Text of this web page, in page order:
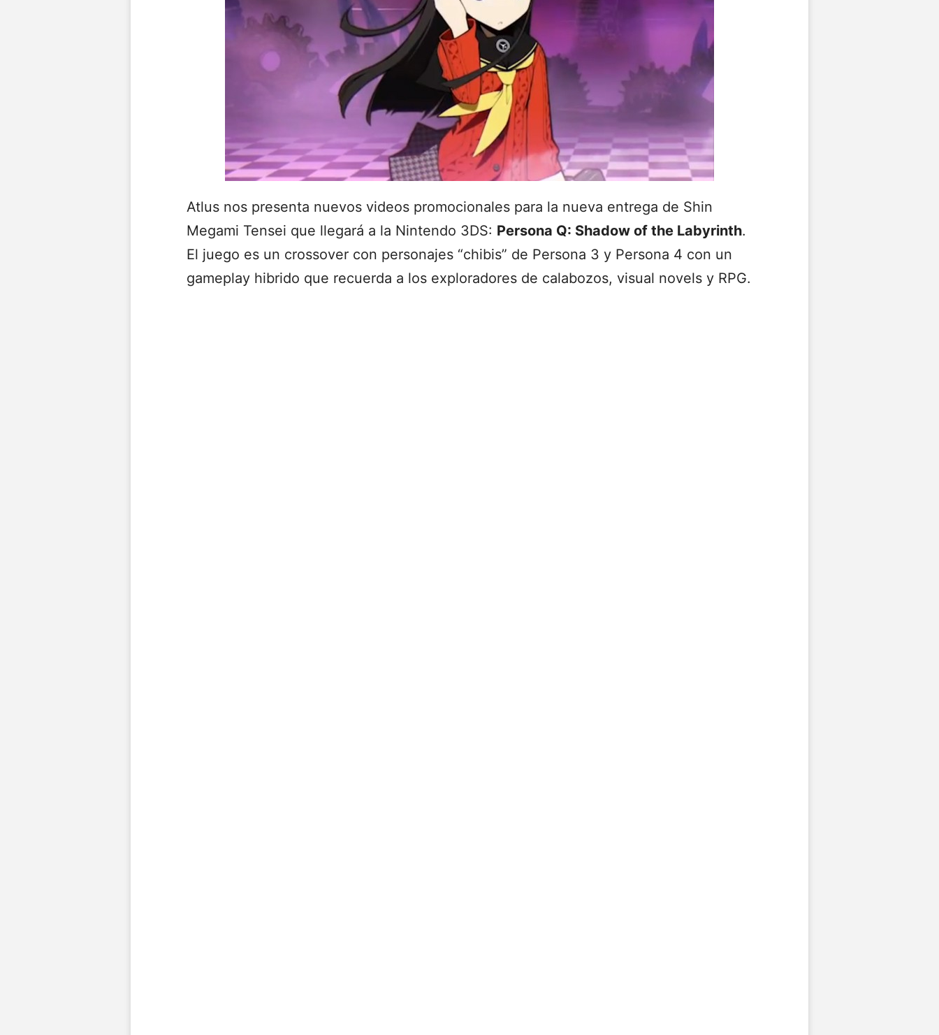
Atlus nos presenta nuevos videos promocionales para la nueva entrega de Shin
Megami Tensei que llegará a la Nintendo 3DS: Persona Q: Shadow of the Labyrinth.
El juego es un crossover con personajes “chibis” de Persona 3 y Persona 4 con un
gameplay hibrido que recuerda a los exploradores de calabozos, visual novels y RPG.